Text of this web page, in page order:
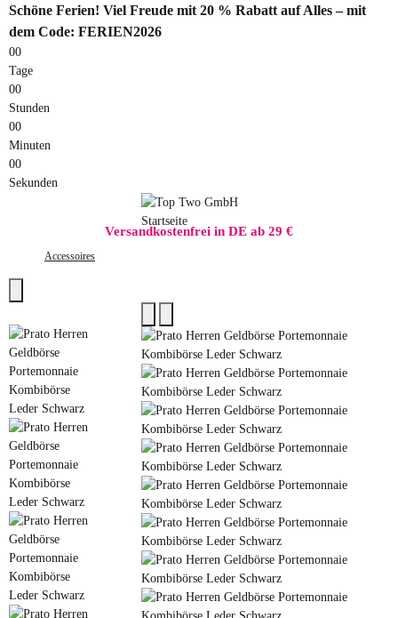
Schöne Ferien! Viel Freude mit 20 % Rabatt auf Alles – mit
dem Code: FERIEN2026
00
Tage
00
Stunden
00
Minuten
00
Sekunden
Versandkostenfrei in DE ab 29 €
Accessoires